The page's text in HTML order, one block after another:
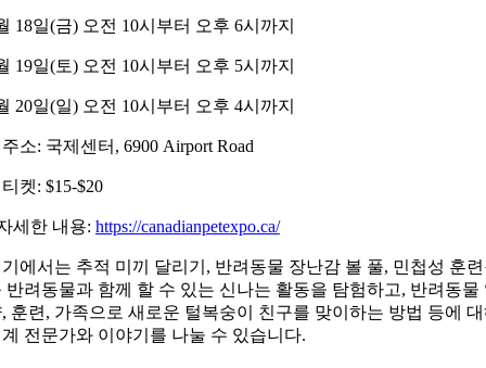
18일(금) 오전 10시부터 오후 6시까지
19일(토) 오전 10시부터 오후 5시까지
20일(일) 오전 10시부터 오후 4시까지
소: 국제센터, 6900 Airport Road
켓: $15-$20
세한 내용: https://canadianpetexpo.ca/
에서는 추적 미끼 달리기, 반려동물 장난감 볼 풀, 민첩성 훈
반려동물과 함께 할 수 있는 신나는 활동을 탐험하고, 반려동물
훈련, 가족으로 새로운 털복숭이 친구를 맞이하는 방법 등에
전문가와 이야기를 나눌 수 있습니다.